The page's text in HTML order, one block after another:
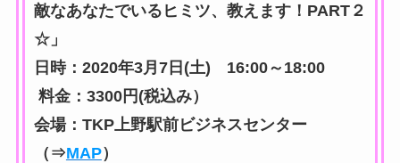
敵なあなたでいるヒミツ、教えます！PART２
☆」
日時：2020年3月7日(土) 16:00～18:00
料金：3300円(税込み）
会場：TKP上野駅前ビジネスセンター
（⇒MAP）